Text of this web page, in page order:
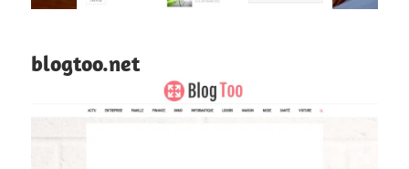
blogtoo.net